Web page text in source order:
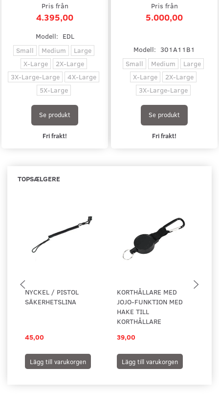
Pris från
4.395,00
Modell: EDL
Small
Medium
Large
X-Large
2X-Large
3X-Large-Large
4X-Large
5X-Large
Se produkt
Fri frakt!
Pris från
5.000,00
Modell: 301A11B1
Small
Medium
Large
X-Large
2X-Large
3X-Large-Large
Se produkt
Fri frakt!
TOPSÆLGERE
NYCKEL / PISTOL
SÄKERHETSLINA
45,00
Lägg till varukorgen
KORTHÅLLARE MED
JOJO-FUNKTION MED
HAKE TILL
KORTHÅLLARE
39,00
Lägg till varukorgen